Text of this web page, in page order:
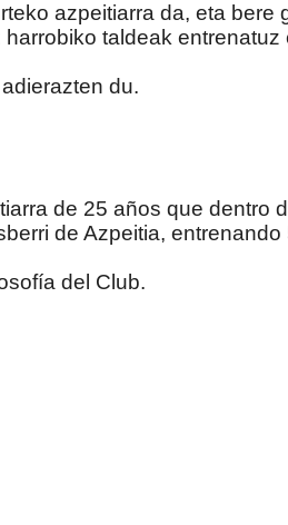
azpeitiarra da, eta
taldeak
du.
de 25 años que dentro
de Azpeitia,
del Club.